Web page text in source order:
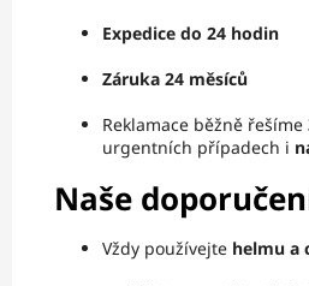
Expedice do 24 hodin
Záruka 24 měsíců
Reklamace běžně řešíme
urgentních případech i
Naše
Vždy používejte helmu a